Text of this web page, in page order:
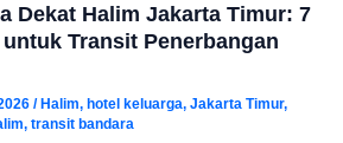
Dekat Halim Jakarta Timur: 7
Transit Penerbangan
/ Halim, hotel keluarga, Jakarta Timur,
, transit bandara